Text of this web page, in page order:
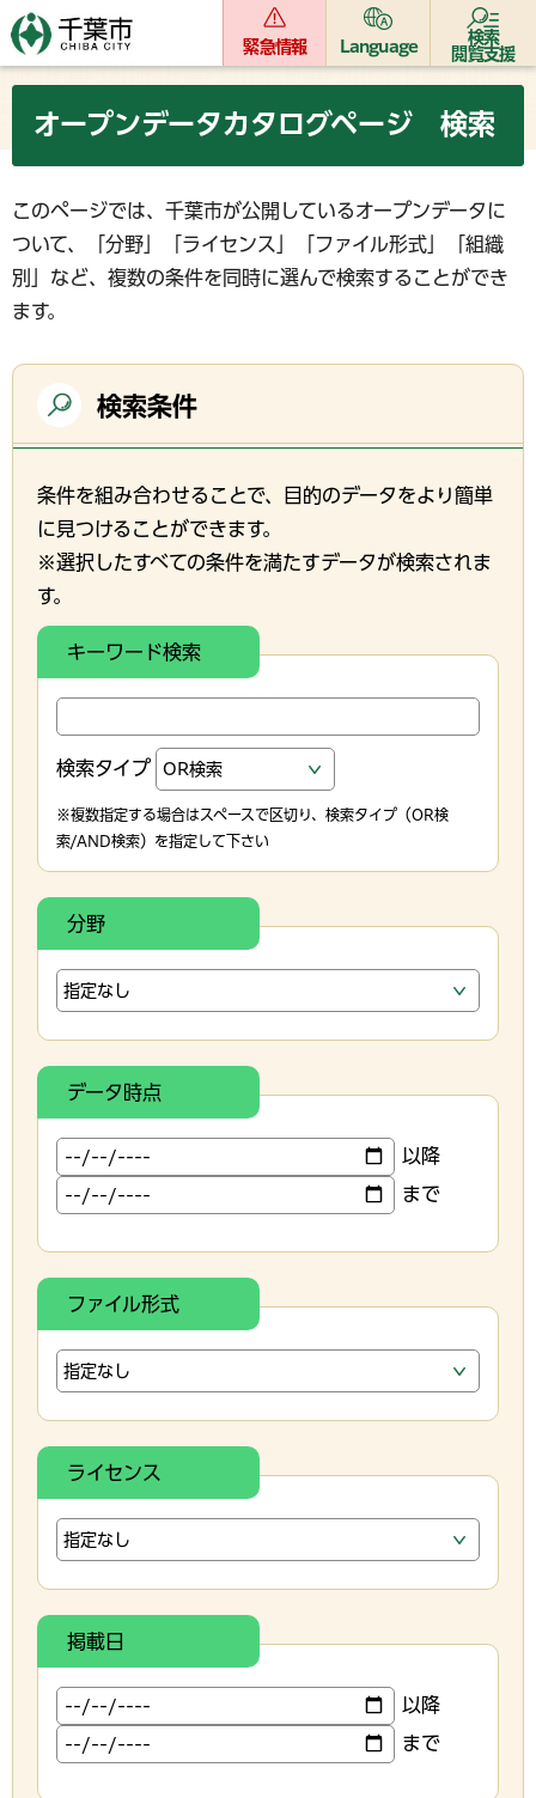
緊急情報 Language
検索
閲覧支援
オープンデータカタログページ 検索
このページでは、千葉市が公開しているオープンデータに
ついて、「分野」「ライセンス」「ファイル形式」「組織
別」など、複数の条件を同時に選んで検索することができ
ます。
検索条件
条件を組み合わせることで、目的のデータをより簡単
に見つけることができます。
※選択したすべての条件を満たすデータが検索されま
す。
キーワード検索
検索タイプ
※複数指定する場合はスペースで区切り、検索タイプ（OR検
索/AND検索）を指定して下さい
分野
データ時点
以降
まで
ファイル形式
ライセンス
掲載日
以降
まで